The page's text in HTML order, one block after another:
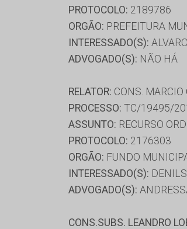
PROTOCOLO: 2189786
ORGÃO: PREFEITURA
INTERESSADO(S):
ADVOGADO(S): NÃO HÁ
RELATOR: CONS.
PROCESSO: TC/19495/
ASSUNTO: RECURSO
PROTOCOLO: 2176303
ORGÃO: FUNDO
INTERESSADO(S):
ADVOGADO(S):
CONS.SUBS. LEANDRO